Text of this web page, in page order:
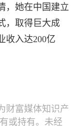
，她在中国建立
，取得巨大成
收入达200亿
财富媒体知识产
或持有。未经